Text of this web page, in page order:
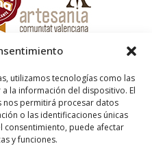
utilizamos tecnologías como las
la información del dispositivo. El
nos permitirá procesar datos
o las identificaciones únicas
consentimiento, puede afectar
y funciones.